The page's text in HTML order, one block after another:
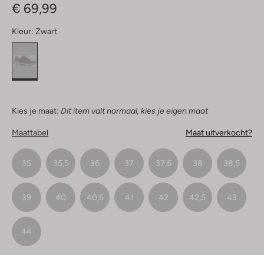
€ 69,99
Kleur: Zwart
Kies je maat: Dit item valt normaal, kies je eigen maat
Maattabel Maat uitverkocht?
35 35,5 36 37 37,5 38 38,5
39 40 40,5 41 42 42,5 43
44